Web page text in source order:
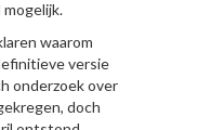
waarom
versie
onderzoek over
doch